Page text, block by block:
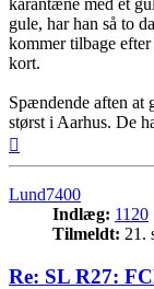
gule, har han så to
kommer tilbage
kort.
Spændende aften at
størst i Aarhus. De
Lund7400
Indlæg: 1120
Tilmeldt: 21.
Re: SL R27: